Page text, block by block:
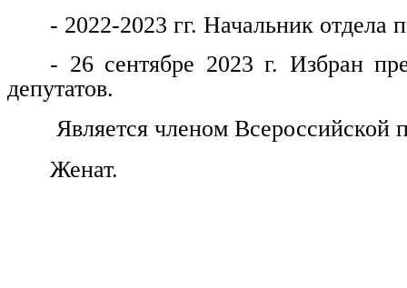
- 2022-2023 гг. Начальник
- 26 сентябре 2023 г. Избран
депутатов.
Является членом Всероссийской
Женат.